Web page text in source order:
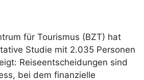
für Tourismus (BZT) hat
Studie mit 2.035 Personen
Reiseentscheidungen sind
bei dem finanzielle